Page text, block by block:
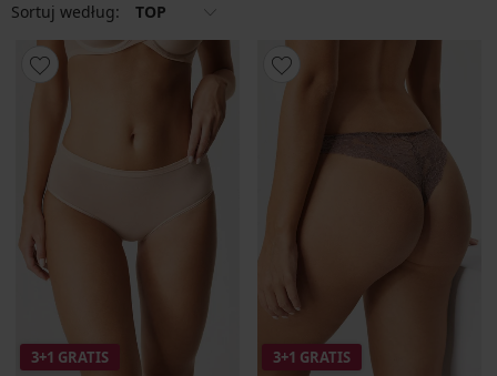
Sortuj według: TOP
3+1 GRATIS 3+1 GRATIS